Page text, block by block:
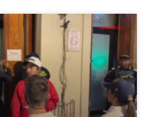
CARTAGENA